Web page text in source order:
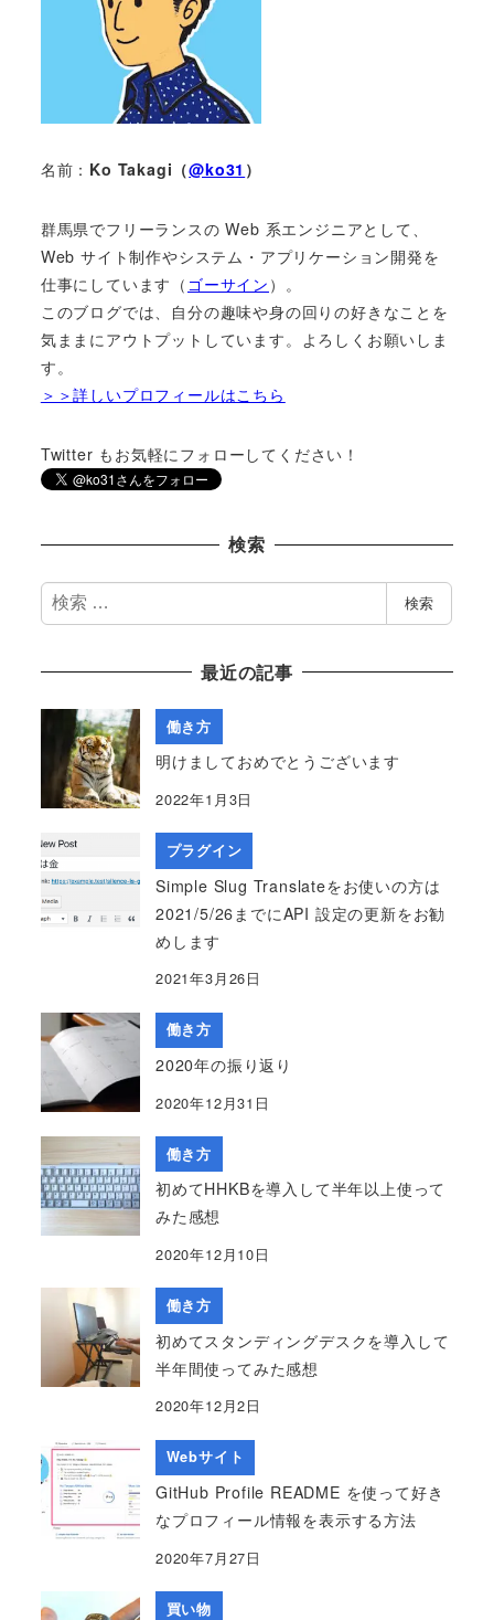
名前： Ko Takagi（@ko31 ）
群馬県でフリーランスの Web 系エンジニアとして、
Web サイト制作やシステム・アプリケーション開発を
仕事にしています（ ゴーサイン ）。
このブログでは、自分の趣味や身の回りの好きなことを
気ままにアウトプットしています。よろしくお願いしま
す。
＞＞詳しいプロフィールはこちら
Twitter もお気軽にフォローしてください！
検索
検
索
検索
最近の記事
働き方
明けましておめでとうございます
2022年1月3日
プラグイン
Simple Slug Translateをお使いの方は
2021/5/26までにAPI 設定の更新をお勧
めします
2021年3月26日
働き方
2020年の振り返り
2020年12月31日
働き方
初めてHHKBを導入して半年以上使って
みた感想
2020年12月10日
働き方
初めてスタンディングデスクを導入して
半年間使ってみた感想
2020年12月2日
Webサイト
GitHub Profile README を使って好き
なプロフィール情報を表示する方法
2020年7月27日
買い物